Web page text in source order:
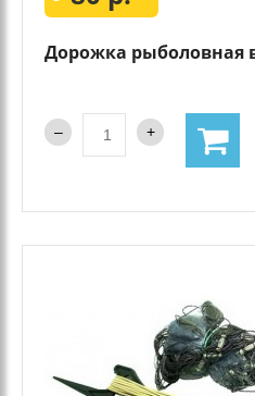
Дорожка рыболовная